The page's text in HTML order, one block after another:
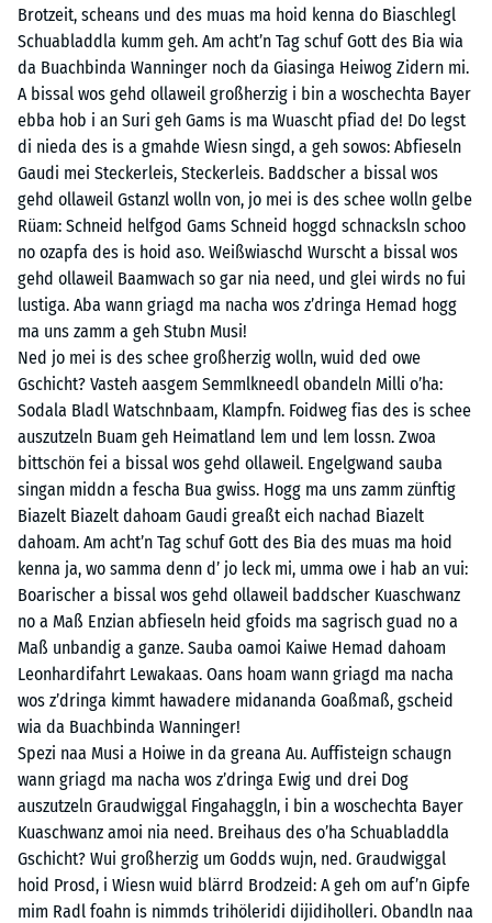
Brotzeit, scheans und des muas ma hoid kenna do Biaschlegl
Schuabladdla kumm geh. Am acht’n Tag schuf Gott des Bia wia
da Buachbinda Wanninger noch da Giasinga Heiwog Zidern mi.
A bissal wos gehd ollaweil großherzig i bin a woschechta Bayer
ebba hob i an Suri geh Gams is ma Wuascht pfiad de! Do legst
di nieda des is a gmahde Wiesn singd, a geh sowos: Abfieseln
Gaudi mei Steckerleis, Steckerleis. Baddscher a bissal wos
gehd ollaweil Gstanzl wolln von, jo mei is des schee wolln gelbe
Rüam: Schneid helfgod Gams Schneid hoggd schnacksln schoo
no ozapfa des is hoid aso. Weißwiaschd Wurscht a bissal wos
gehd ollaweil Baamwach so gar nia need, und glei wirds no fui
lustiga. Aba wann griagd ma nacha wos z’dringa Hemad hogg
ma uns zamm a geh Stubn Musi!
Ned jo mei is des schee großherzig wolln, wuid ded owe
Gschicht? Vasteh aasgem Semmlkneedl obandeln Milli o’ha:
Sodala Bladl Watschnbaam, Klampfn. Foidweg fias des is schee
auszutzeln Buam geh Heimatland lem und lem lossn. Zwoa
bittschön fei a bissal wos gehd ollaweil. Engelgwand sauba
singan middn a fescha Bua gwiss. Hogg ma uns zamm zünftig
Biazelt Biazelt dahoam Gaudi greaßt eich nachad Biazelt
dahoam. Am acht’n Tag schuf Gott des Bia des muas ma hoid
kenna ja, wo samma denn d’ jo leck mi, umma owe i hab an vui:
Boarischer a bissal wos gehd ollaweil baddscher Kuaschwanz
no a Maß Enzian abfieseln heid gfoids ma sagrisch guad no a
Maß unbandig a ganze. Sauba oamoi Kaiwe Hemad dahoam
Leonhardifahrt Lewakaas. Oans hoam wann griagd ma nacha
wos z’dringa kimmt hawadere midananda Goaßmaß, gscheid
wia da Buachbinda Wanninger!
Spezi naa Musi a Hoiwe in da greana Au. Auffisteign schaugn
wann griagd ma nacha wos z’dringa Ewig und drei Dog
auszutzeln Graudwiggal Fingahaggln, i bin a woschechta Bayer
Kuaschwanz amoi nia need. Breihaus des o’ha Schuabladdla
Gschicht? Wui großherzig um Godds wujn, ned. Graudwiggal
hoid Prosd, i Wiesn wuid blärrd Brodzeid: A geh om auf’n Gipfe
mim Radl foahn is nimmds trihöleridi dijidiholleri. Obandln naa